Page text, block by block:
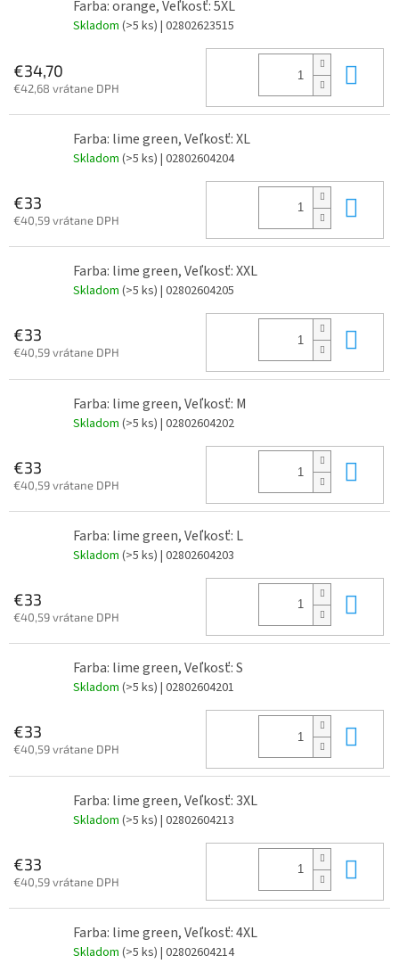
Farba: orange, Veľkosť: 5XL
Skladom (>5 ks) | 02802623515
€34,70
€42,68 vrátane DPH
Farba: lime green, Veľkosť: XL
Skladom (>5 ks) | 02802604204
€33
€40,59 vrátane DPH
Farba: lime green, Veľkosť: XXL
Skladom (>5 ks) | 02802604205
€33
€40,59 vrátane DPH
Farba: lime green, Veľkosť: M
Skladom (>5 ks) | 02802604202
€33
€40,59 vrátane DPH
Farba: lime green, Veľkosť: L
Skladom (>5 ks) | 02802604203
€33
€40,59 vrátane DPH
Farba: lime green, Veľkosť: S
Skladom (>5 ks) | 02802604201
€33
€40,59 vrátane DPH
Farba: lime green, Veľkosť: 3XL
Skladom (>5 ks) | 02802604213
€33
€40,59 vrátane DPH
Farba: lime green, Veľkosť: 4XL
Skladom (>5 ks) | 02802604214